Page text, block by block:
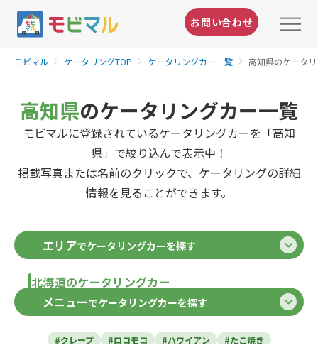
お問い合わせ
モビマル ケータリングTOP ケータリングカー一覧 高知県のケータ
高知県のケータリングカー一覧
モビマルに登録されているケータリングカーを「高知
県」で絞り込んで表示中！
掲載写真または名前のクリックで、ケータリングの詳細
情報を見ることができます。
エリアでケータリングカーを探す
北海道のケータリングカー
北海道
メニューでケータリングカーを探す
#クレープ #ロコモコ #ハワイアン
#たこ焼き